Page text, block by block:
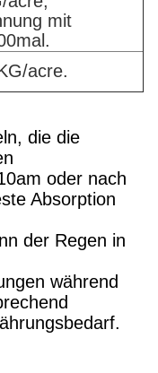
mit
acre.
die die
oder nach
Absorption
der Regen in
während